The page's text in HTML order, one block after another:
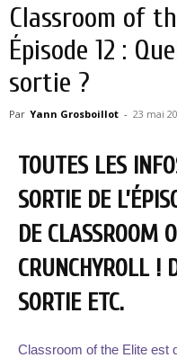
Classroom of
Épisode 12 :
sortie ?
Par Yann Grosboillot - 23 mai
TOUTES LES
SORTIE DE
DE CLASSROOM
CRUNCHYROLL !
SORTIE ETC.
Classroom of the Elite est